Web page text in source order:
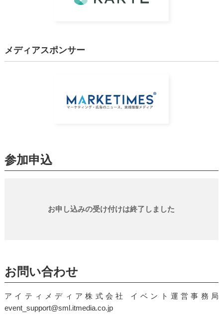
メディアスポンサー
参加申込
お申し込みの受け付けは終了しました
お問い合わせ
アイティメディア株式会社 イベント運営事務局
event_support@sml.itmedia.co.jp